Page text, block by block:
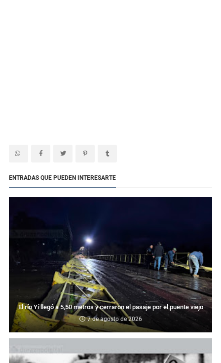
ENTRADAS QUE PUEDEN INTERESARTE
El río Yí llegó a 5,50 metros y cerraron el pasaje por el puente viejo
7 de agosto de 2026